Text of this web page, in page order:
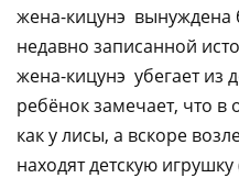
жена-кицунэ вынуждена
недавно записанной
жена-кицунэ убегает из
ребёнок замечает, что в
как у лисы, а вскоре
находят детскую игрушку